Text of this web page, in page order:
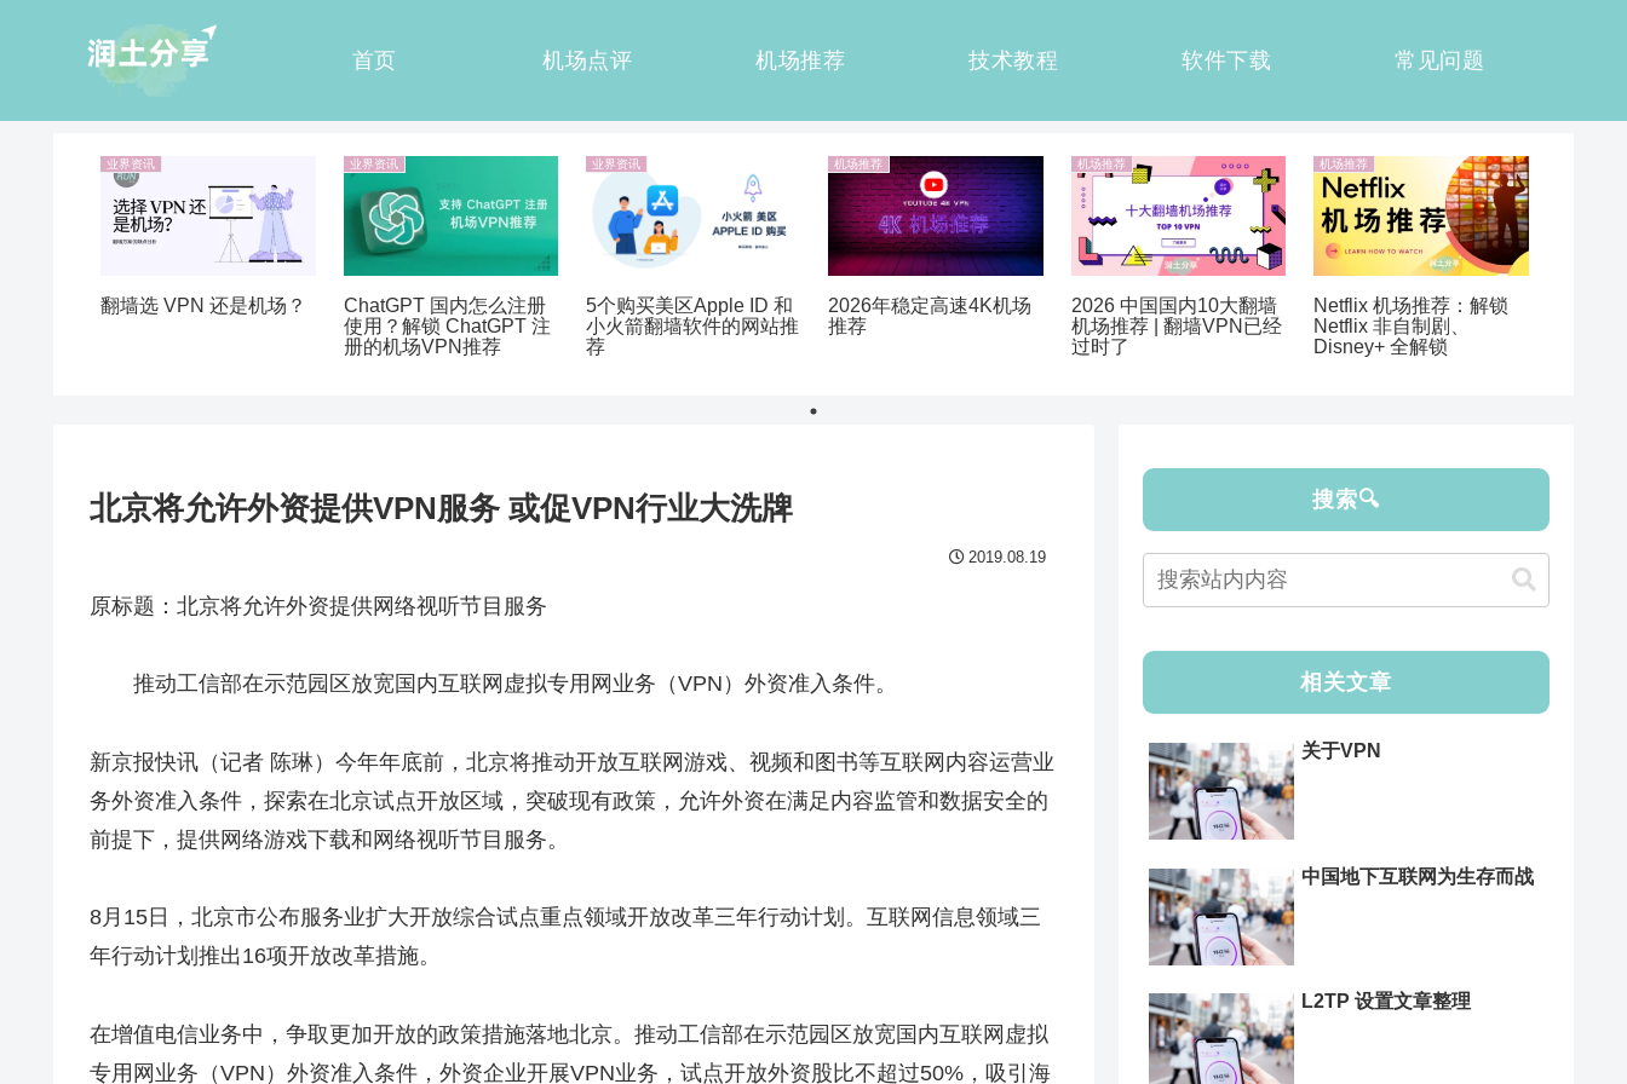
首页 机场点评 机场推荐 技术教程 软件下载 常见问题
业界资讯
翻墙选 VPN 还是机场？
业界资讯
ChatGPT 国内怎么注册
使用？解锁 ChatGPT 注
册的机场VPN推荐
业界资讯
5个购买美区Apple ID 和
小火箭翻墙软件的网站推
荐
机场推荐
2026年稳定高速4K机场
推荐
机场推荐
2026 中国国内10大翻墙
机场推荐 | 翻墙VPN已经
过时了
机场推荐
Netflix 机场推荐：解锁
Netflix 非自制剧、
Disney+ 全解锁
北京将允许外资提供VPN服务 或促VPN行业大洗牌
2019.08.19
原标题：北京将允许外资提供网络视听节目服务
推动工信部在示范园区放宽国内互联网虚拟专用网业务（VPN）外资准入条件。
新京报快讯（记者 陈琳）今年年底前，北京将推动开放互联网游戏、视频和图书等互联网内容运营业
务外资准入条件，探索在北京试点开放区域，突破现有政策，允许外资在满足内容监管和数据安全的
前提下，提供网络游戏下载和网络视听节目服务。
8月15日，北京市公布服务业扩大开放综合试点重点领域开放改革三年行动计划。互联网信息领域三
年行动计划推出16项开放改革措施。
在增值电信业务中，争取更加开放的政策措施落地北京。推动工信部在示范园区放宽国内互联网虚拟
专用网业务（VPN）外资准入条件，外资企业开展VPN业务，试点开放外资股比不超过50%，吸引海
搜索🔍
相关文章
关于VPN
中国地下互联网为生存而战
L2TP 设置文章整理